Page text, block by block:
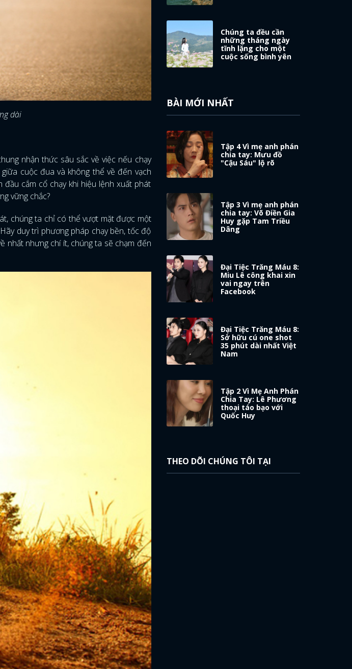
NHẬP
GOOGLE
dài
nhận thức sâu sắc về việc nếu chạy
cuộc đua và không thể về đến vạch
cắm cổ chạy khi hiệu lệnh xuất phát
vững chắc?
chúng ta chỉ có thể vượt mặt được một
duy trì phương pháp chạy bền, tốc độ
nhất nhưng chí ít, chúng ta sẽ chạm đến
Chúng ta đều cần
những tháng ngày
tĩnh lặng cho một
cuộc sống bình yên
BÀI MỚI NHẤT
Tập 4 Vì mẹ anh phán
chia tay: Mưu đồ
"Cậu Sáu" lộ rõ
Tập 3 Vì mẹ anh phán
chia tay: Võ Điền Gia
Huy gặp Tam Triều
Dâng
Đại Tiệc Trăng Máu 8:
Miu Lê công khai xin
vai ngay trên
Facebook
Đại Tiệc Trăng Máu 8:
Sở hữu cú one shot
35 phút dài nhất Việt
Nam
Tập 2 Vì Mẹ Anh Phán
Chia Tay: Lê Phương
thoại táo bạo với
Quốc Huy
THEO DÕI CHÚNG TÔI TẠI